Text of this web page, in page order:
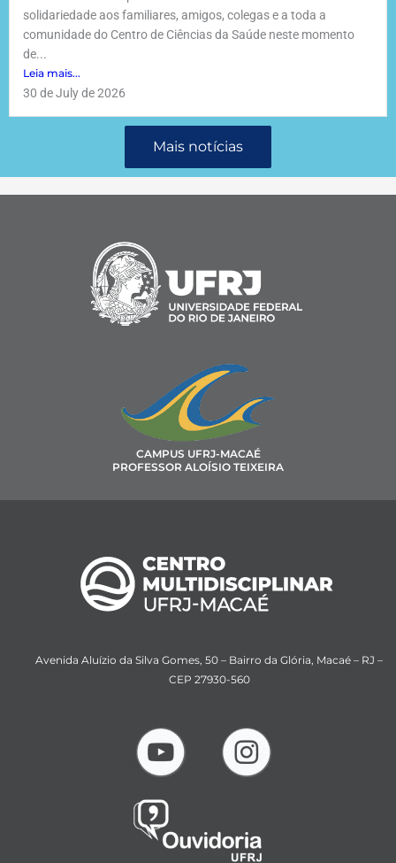
solidariedade aos familiares, amigos, colegas e a toda a
comunidade do Centro de Ciências da Saúde neste momento
de...
Leia mais...
30 de July de 2026
Mais notícias
CAMPUS UFRJ-MACAÉ
PROFESSOR ALOÍSIO TEIXEIRA
Avenida Aluízio da Silva Gomes, 50 – Bairro da Glória, Macaé – RJ –
CEP 27930-560